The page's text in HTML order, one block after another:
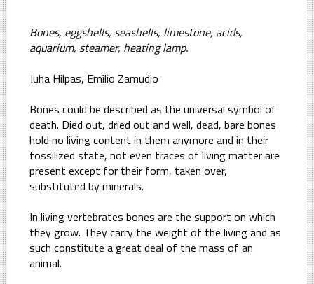
Bones, eggshells, seashells, limestone, acids,
aquarium, steamer, heating lamp.
Juha Hilpas, Emilio Zamudio
Bones could be described as the universal symbol of
death. Died out, dried out and well, dead, bare bones
hold no living content in them anymore and in their
fossilized state, not even traces of living matter are
present except for their form, taken over,
substituted by minerals.
In living vertebrates bones are the support on which
they grow. They carry the weight of the living and as
such constitute a great deal of the mass of an
animal.